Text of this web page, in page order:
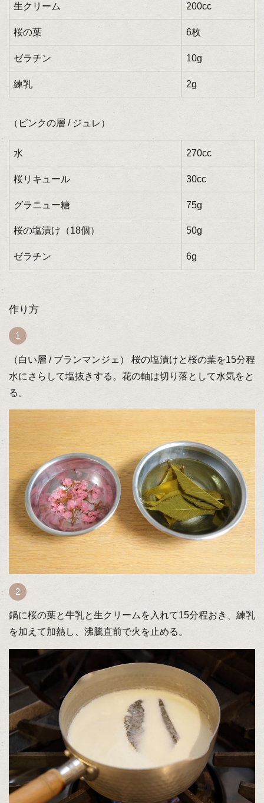
生クリーム 200cc
桜の葉 6枚
ゼラチン 10g
練乳 2g
（ピンクの層 / ジュレ）
水 270cc
桜リキュール 30cc
グラニュー糖 75g
桜の塩漬け（18個） 50g
ゼラチン 6g
作り方
（白い層 / ブランマンジェ） 桜の塩漬けと桜の葉を15分程
水にさらして塩抜きする。花の軸は切り落として水気をと
る。
鍋に桜の葉と牛乳と生クリームを入れて15分程おき、練乳
を加えて加熱し、沸騰直前で火を止める。